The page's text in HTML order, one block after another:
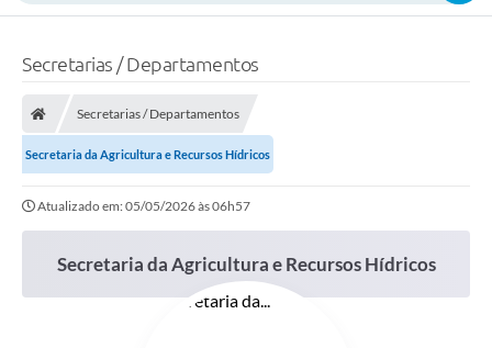
Secretarias / Departamentos
Secretarias / Departamentos
Secretaria da Agricultura e Recursos Hídricos
Atualizado em: 05/05/2026 às 06h57
Secretaria da Agricultura e Recursos Hídricos